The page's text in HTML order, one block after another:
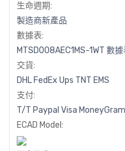
生命週期:
製造商新產品
數據表:
MTSD008AEC1MS-1WT 數據
交貨:
DHL FedEx Ups TNT EMS
支付:
T/T Paypal Visa MoneyGram
ECAD Model: